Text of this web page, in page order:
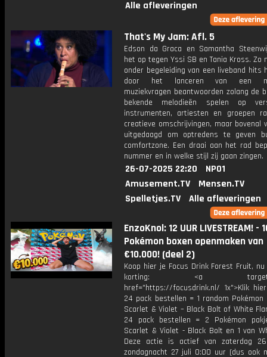
Alle afleveringen
That's My Jam: Afl. 5
Edson da Graca en Samantha
het op tegen Yssi SB en Tania Kross. Zo
onder begeleiding van een liveband hits
door het lanceren van een
muziekvragen beantwoorden zolang de
bekende melodieën spelen op
instrumenten, artiesten en groepen
creatieve omschrijvingen, maar bovenal
uitgedaagd om optredens te geven
comfortzone. Een draai aan het rad
nummer en in welke stijl zij gaan zingen.
26-07-2025 22:20
NPO1
Amusement.TV
Mensen.TV
Spelletjes.TV
Alle afleveringen
EnzoKnol: 12 UUR LIVESTREAM! -
Pokémon boxen openmaken van
€10.000! (deel 2)
Koop hier je Focus Drink Forest Fruit,
korting: <a
href="https://focusdrink.nl/ 1x">Klik
24 pack bestellen = 1 random Pokémon
Scarlet & Violet – Black Bolt of White
24 pack bestellen = 2 Pokémon
Scarlet & Violet - Black Bolt en 1 van
Deze actie is actief van zaterdag
zondagnacht 27 juli 0:00 uur (dus ook